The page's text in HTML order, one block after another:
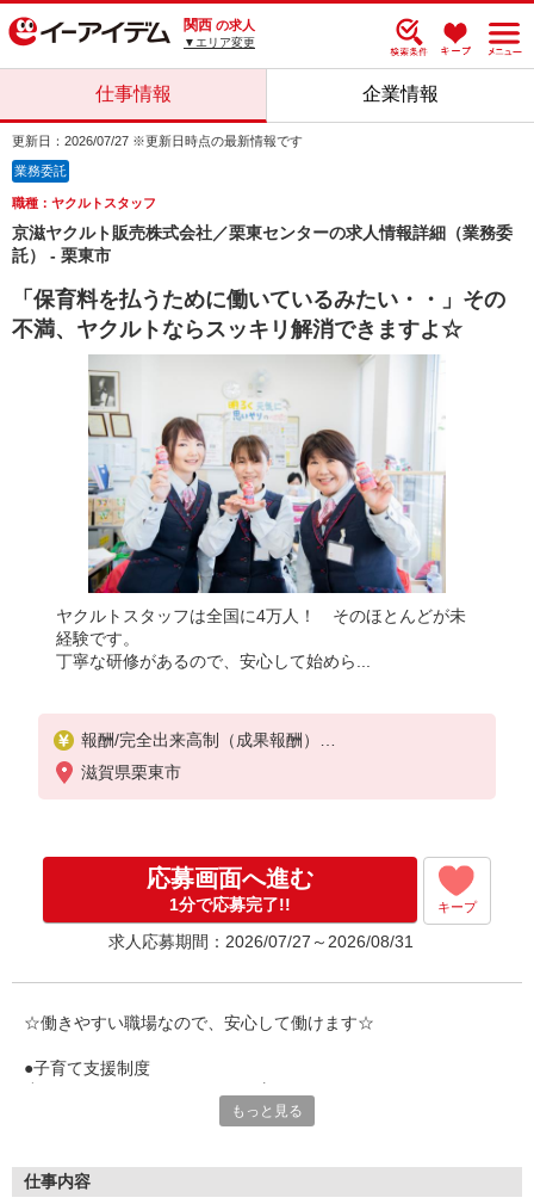
関西 の求人
▼エリア変更
仕事情報 企業情報
更新日：2026/07/27 ※更新日時点の最新情報です
業務委託
職種：ヤクルトスタッフ
京滋ヤクルト販売株式会社／栗東センターの求人情報詳細（業務委
託） - 栗東市
「保育料を払うために働いているみたい・・」その
不満、ヤクルトならスッキリ解消できますよ☆
ヤクルトスタッフは全国に4万人！ そのほとんどが未
経験です。
丁寧な研修があるので、安心して始めら...
報酬/完全出来高制（成果報酬）
平均月収/100,000円 ※週3〜週5含む
◎扶養の範囲OK、超えても雇用制度あり（応相談）
談）
収入補償期間/2〜3ヶ月（配達地域による）
※研修期間中の手当あり（7日間研修で1万円支給）
?商品買取りなし！
（週3）月給60,000円〜、（週4）月給80,000円〜、
（週5）月給100,000円〜
滋賀県栗東市
応募画面へ進む
1分で応募完了!! キープ
求人応募期間：2026/07/27～2026/08/31
☆働きやすい職場なので、安心して働けます☆
●子育て支援制度
安心して働くことができる職場環境です。
（詳細は、待遇欄をご参照ください。）
もっと見る
仕事内容